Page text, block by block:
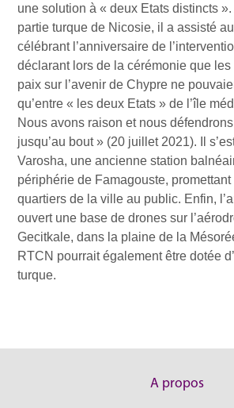
une solution à « deux Etats distincts ».
partie turque de Nicosie, il a assisté
célébrant l’anniversaire de
déclarant lors de la cérémonie que
paix sur l’avenir de Chypre ne
qu’entre « les deux Etats » de l’île
Nous avons raison et nous
jusqu’au bout » (20 juillet 2021). Il
Varosha, une ancienne station
périphérie de Famagouste,
quartiers de la ville au public. Enfin,
ouvert une base de drones sur
Gecitkale, dans la plaine de la
RTCN pourrait également être dotée
turque.
A propos